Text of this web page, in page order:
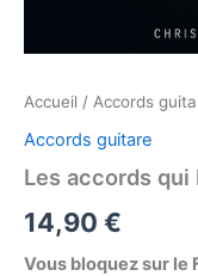
Accueil / Accords
Accords guitare
Les accords qui
14,90 €
Vous bloquez sur le